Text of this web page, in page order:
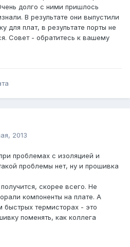
долго с ними пришлось
В результате они выпустили
для плат, в результате порты не
Совет - обратитесь к вашему
2013
проблемах с изоляцией и
проблемы нет, ну и прошивка
скорее всего. Не
компоненты на плате. А
термисторах - это
поменять, как коллега